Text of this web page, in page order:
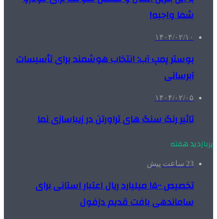
شما واجبه!
۱۴۰۴/۰۲/۱۰
بوستر پمپ آب: انتخاب هوشمند برای تأسیسات
آبرسانی
۱۴۰۴/۰۲/۰۵
تاثیر رنگ سنگ های تراورتن در زیباسازی نما
پربازدید هفته
23 ساعت پیش
تخصیص ۱۵۰۰ میلیارد ریال اعتبار استانی برای
ساماندهی بافت قدیم دزفول